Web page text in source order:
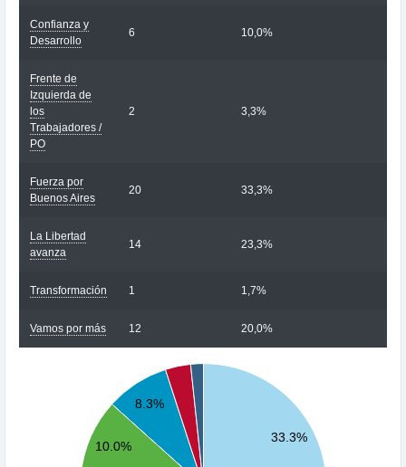
Confianza y
Desarrollo
6 10,0%
Frente de
Izquierda de
los
Trabajadores /
PO
2 3,3%
Fuerza por
Buenos Aires
20 33,3%
La Libertad
avanza
14 23,3%
Transformación 1 1,7%
Vamos por más 12 20,0%
8.3%
10.0%
33.3%